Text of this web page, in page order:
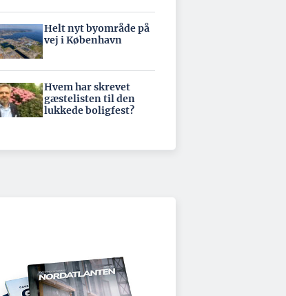
Helt nyt byområde på
vej i København
Hvem har skrevet
gæstelisten til den
lukkede boligfest?